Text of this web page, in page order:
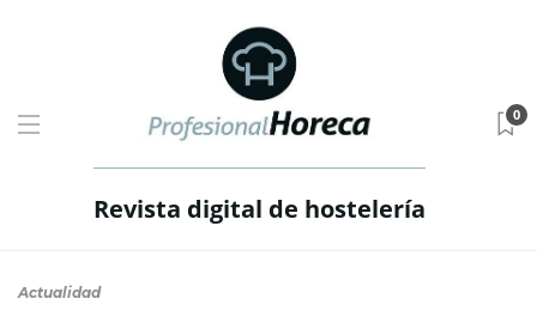
Revista digital de hostelería
0
Actualidad